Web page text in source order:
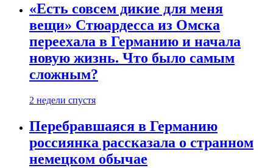
«Есть совсем дикие для меня
вещи» Стюардесса из Омска
переехала в Германию и начала
новую жизнь. Что было самым
сложным?
2 недели спустя
Перебравшаяся в Германию
россиянка рассказала о странном
немецком обычае